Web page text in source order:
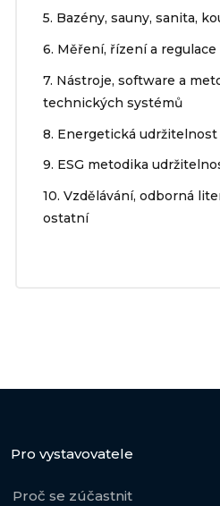
5. Bazény, sauny, sanita,
6. Měření, řízení a regulace
7. Nástroje, software a
technických systémů
8. Energetická
9. ESG metodika
10. Vzdělávání, odborná
ostatní
Pro vystavovatele
Proč se zúčastnit